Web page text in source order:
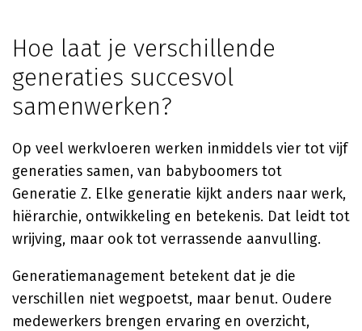
Hoe laat je verschillende
generaties succesvol
samenwerken?
Op veel werkvloeren werken inmiddels vier tot vijf
generaties samen, van babyboomers tot
Generatie Z. Elke generatie kijkt anders naar werk,
hiërarchie, ontwikkeling en betekenis. Dat leidt tot
wrijving, maar ook tot verrassende aanvulling.
Generatiemanagement betekent dat je die
verschillen niet wegpoetst, maar benut. Oudere
medewerkers brengen ervaring en overzicht,